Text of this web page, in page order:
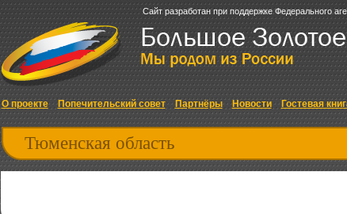
Сайт разработан при поддержке Федерального
О проекте Попечительский совет Партнёры Новости Гостевая
Тюменская область